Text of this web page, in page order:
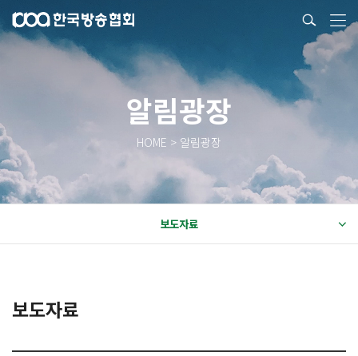
알림광장
HOME > 알림광장
보도자료
보도자료